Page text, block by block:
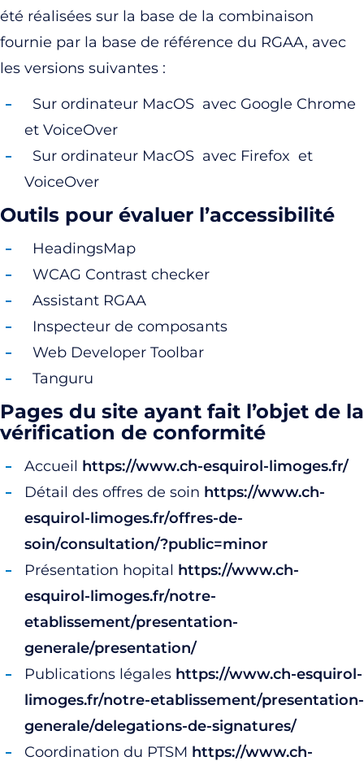
été réalisées sur la base de la combinaison
fournie par la base de référence du RGAA, avec
les versions suivantes :
Sur ordinateur MacOS avec Google Chrome
et VoiceOver
Sur ordinateur MacOS avec Firefox et
VoiceOver
Outils pour évaluer l’accessibilité
HeadingsMap
WCAG Contrast checker
Assistant RGAA
Inspecteur de composants
Web Developer Toolbar
Tanguru
Pages du site ayant fait l’objet de la
vérification de conformité
Accueil https://www.ch-esquirol-limoges.fr/
Détail des offres de soin https://www.ch-
esquirol-limoges.fr/offres-de-
soin/consultation/?public=minor
Présentation hopital https://www.ch-
esquirol-limoges.fr/notre-
etablissement/presentation-
generale/presentation/
Publications légales https://www.ch-esquirol-
limoges.fr/notre-etablissement/presentation-
generale/delegations-de-signatures/
Coordination du PTSM https://www.ch-